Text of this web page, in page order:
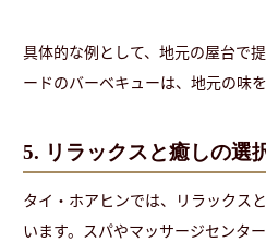
具体的な例として、地元の屋台で
ードのバーベキューは、地元の味
5. リラックスと癒しの選
タイ・ホアヒンでは、リラックス
います。スパやマッサージセンタ